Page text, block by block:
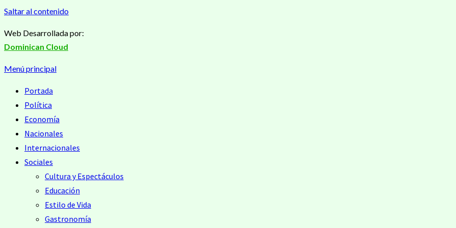
Saltar al contenido
Web Desarrollada por:
Dominican Cloud
Menú principal
Portada
Política
Economía
Nacionales
Internacionales
Sociales
Cultura y Espectáculos
Educación
Estilo de Vida
Gastronomía